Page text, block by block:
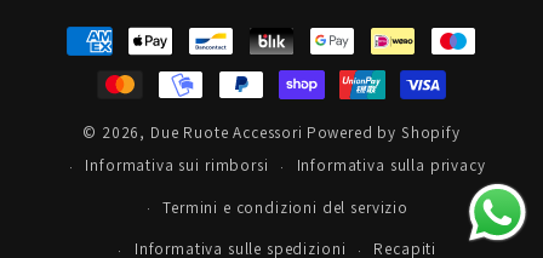
Metodi
di
pagamento
© 2026, Due Ruote Accessori Powered by Shopify
Informativa sui rimborsi
Informativa sulla privacy
Termini e condizioni del servizio
Informativa sulle spedizioni Recapiti